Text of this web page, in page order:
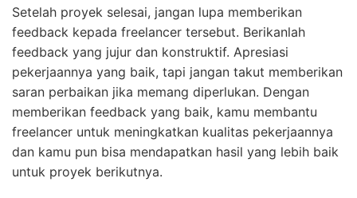
Setelah proyek selesai, jangan lupa memberikan
feedback kepada freelancer tersebut. Berikanlah
feedback yang jujur dan konstruktif. Apresiasi
pekerjaannya yang baik, tapi jangan takut memberikan
saran perbaikan jika memang diperlukan. Dengan
memberikan feedback yang baik, kamu membantu
freelancer untuk meningkatkan kualitas pekerjaannya
dan kamu pun bisa mendapatkan hasil yang lebih baik
untuk proyek berikutnya.